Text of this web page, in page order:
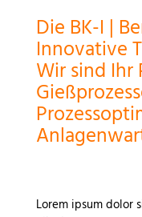
Die BK-I |
Innovative
Wir sind Ihr
Lorem ipsum dolor